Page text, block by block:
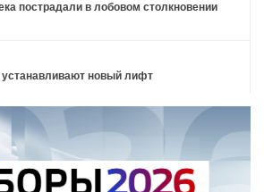
пострадали в лобовом столкновении
новый лифт